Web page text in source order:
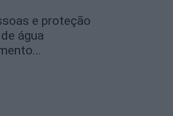
e proteção
água